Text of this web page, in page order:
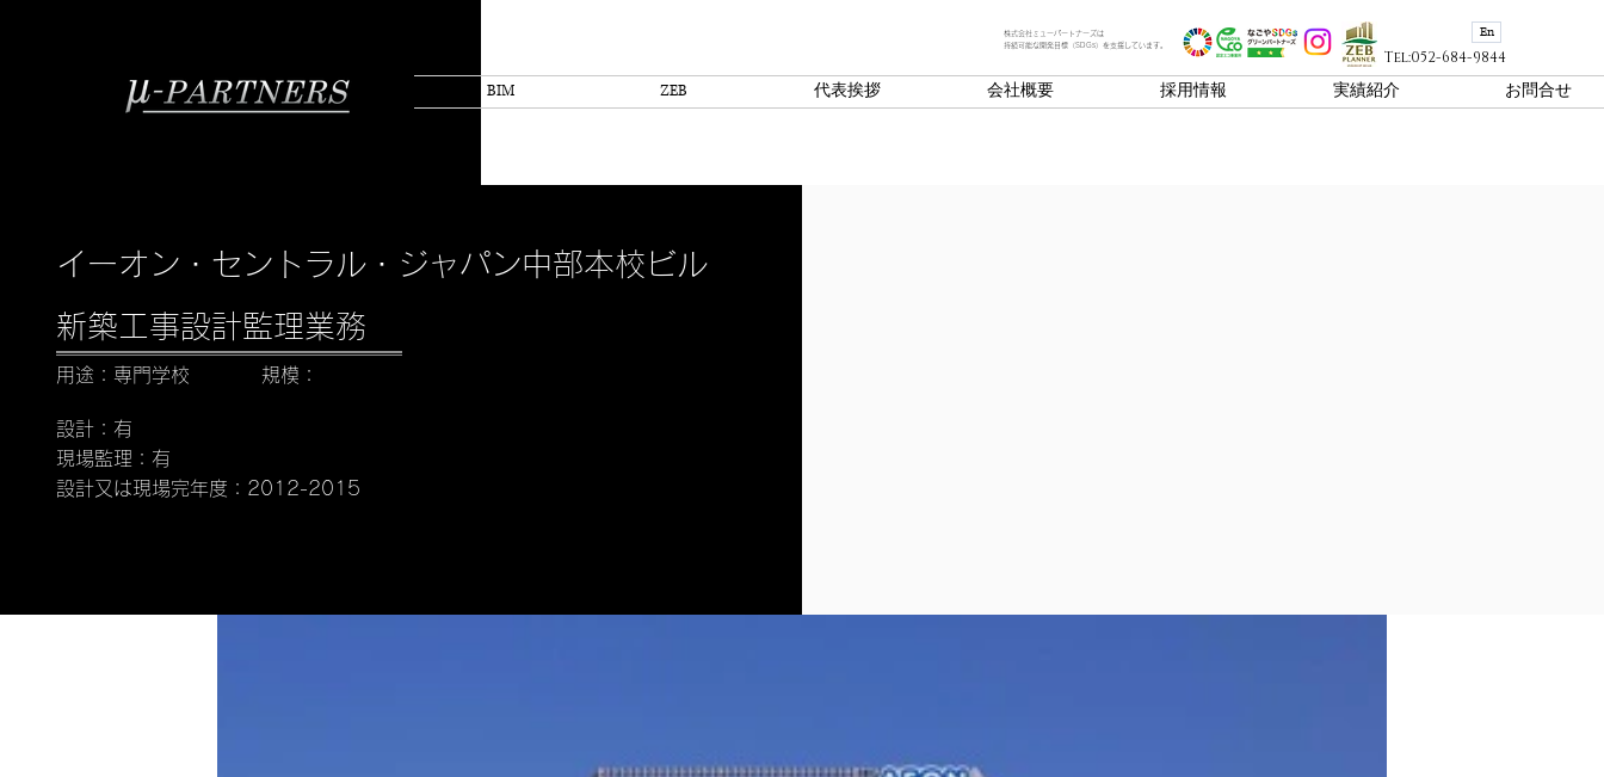
株式会社ミューパートナーズは
持続可能な開発目標（SDGs）を支援しています。
En
Tel:052-684-9844
BIM ZEB 代表挨拶 会社概要 採用情報 実績紹介 お問合せ
イーオン・セントラル・ジャパン中部本校ビル
新築工事設計監理業務
用途：専門学校 規模：
設計：有
現場監理：有
設計又は現場完年度：2012-2015